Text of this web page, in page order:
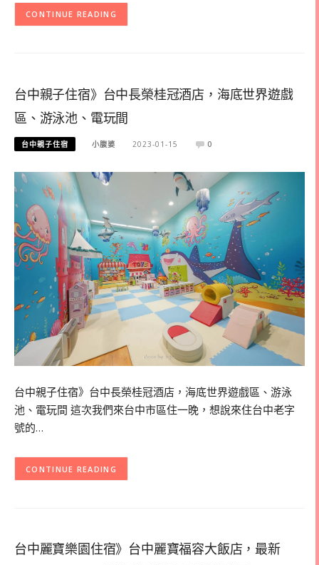
CONTINUE READING
台中親子住宿》台中長榮桂冠酒店，海底世界遊戲
區、游泳池、電玩間
台中親子住宿 小腹婆 2023-01-15 0
台中親子住宿》台中長榮桂冠酒店，海底世界遊戲區、游泳
池、電玩間 這次我們來台中市區住一晚，想說來住台中老字
號的…
CONTINUE READING
台中麗寶樂園住宿》台中麗寶福容大飯店，最新